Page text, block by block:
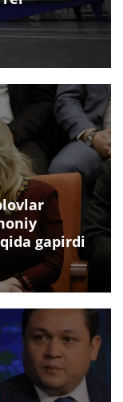
gapirdi